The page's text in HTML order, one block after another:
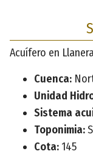
Acuífero en
Cuenca:
Unidad
Sistema
Toponimia:
Cota: 145